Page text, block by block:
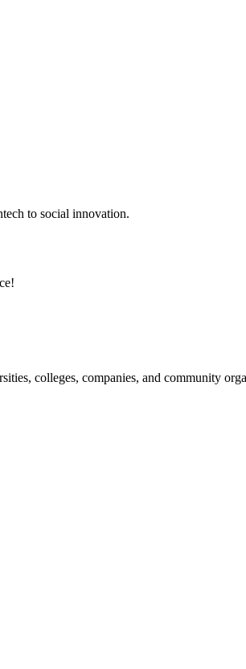
to social innovation.
colleges, companies, and community